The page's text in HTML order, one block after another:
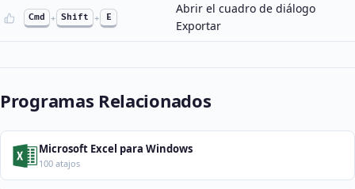
Cmd + Shift + E
Abrir el cuadro de diálogo
Exportar
Programas Relacionados
Microsoft Excel para Windows
100 atajos